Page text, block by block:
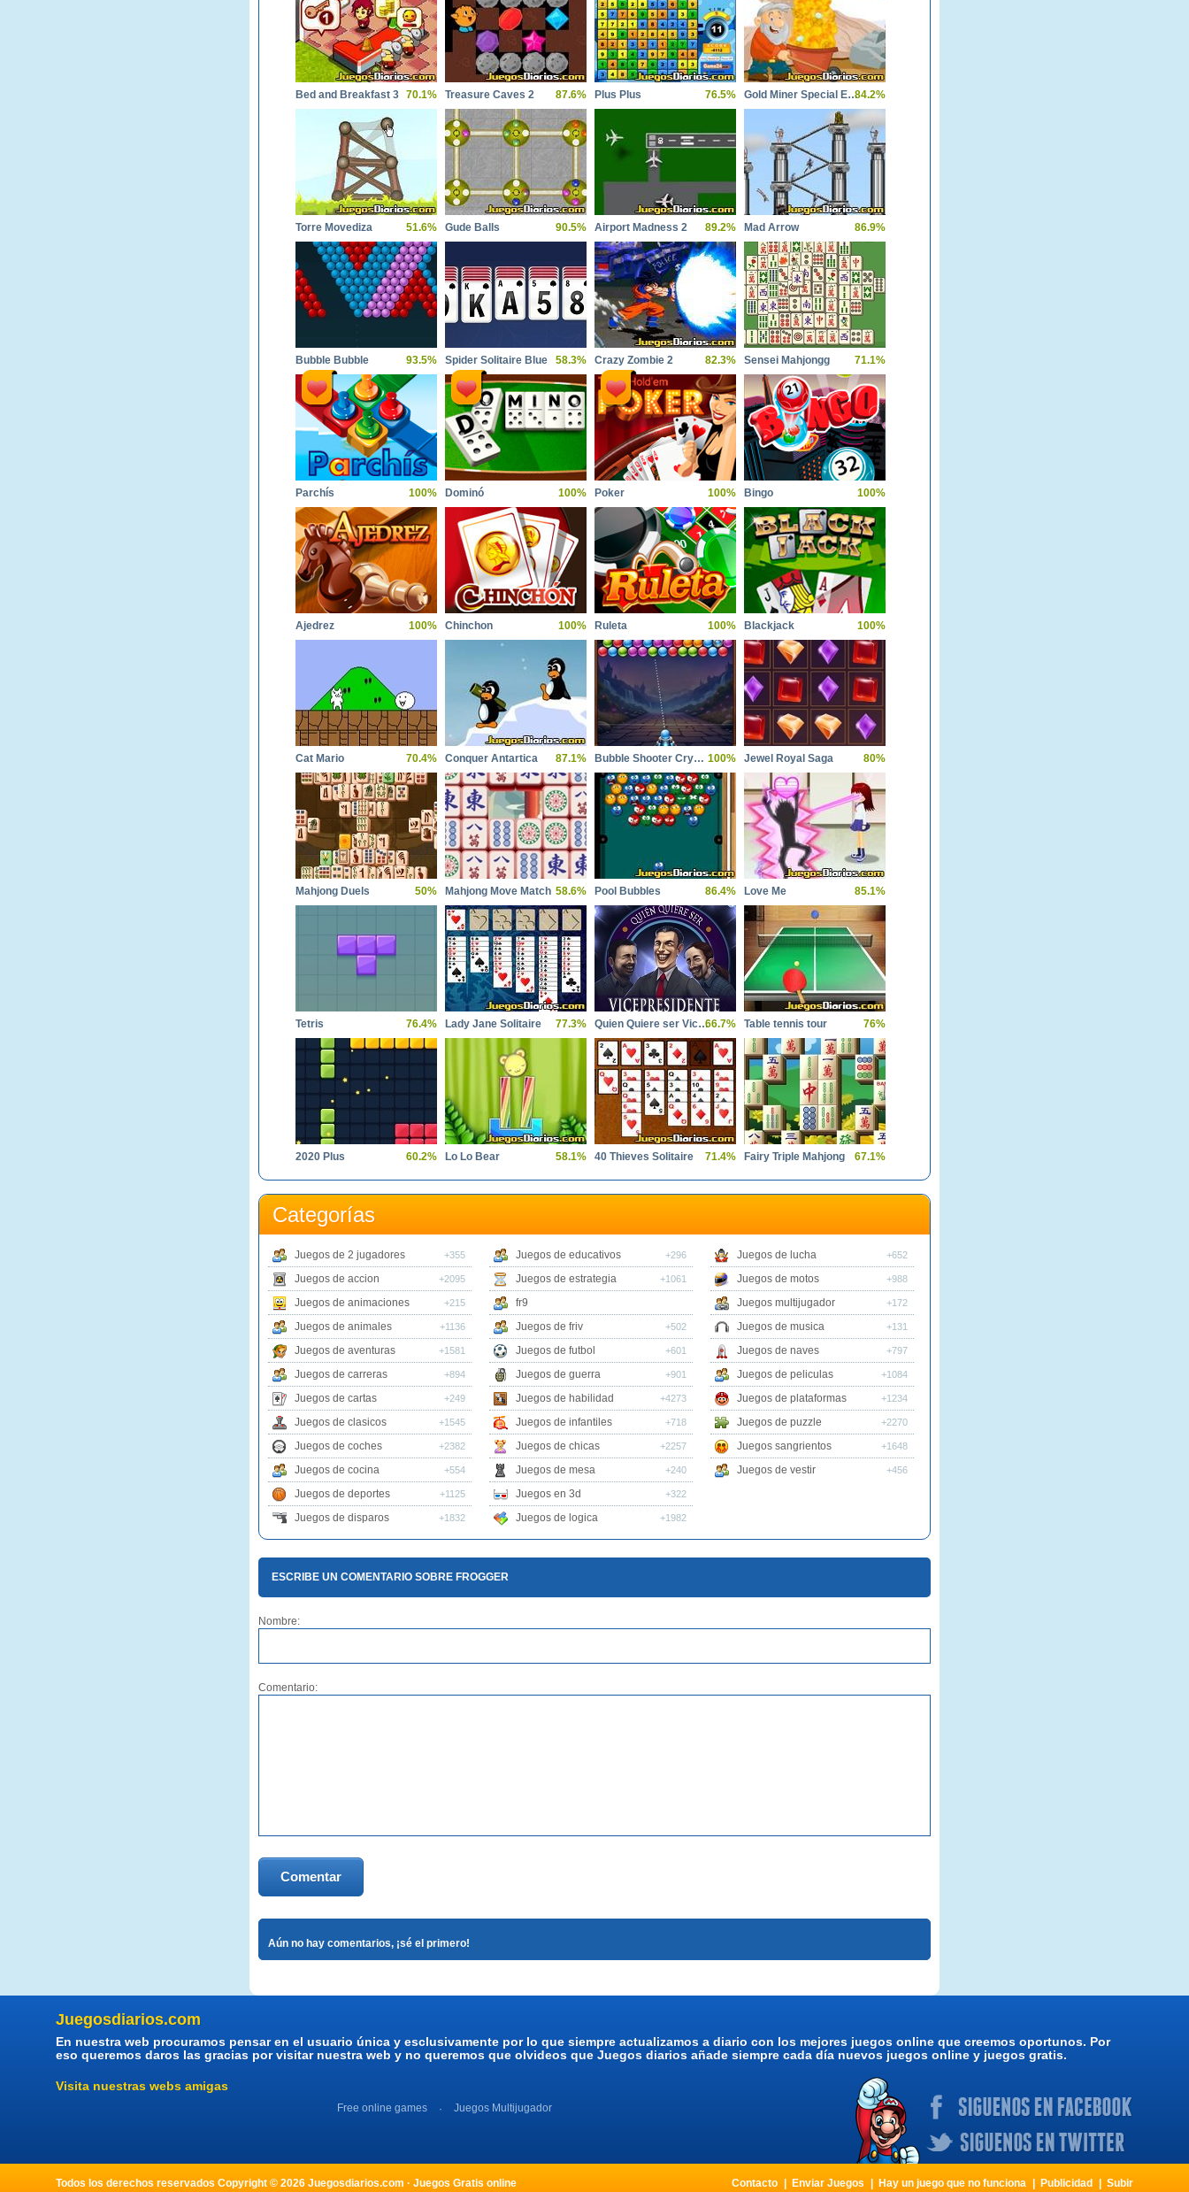
Bed and Breakfast 3 70.1% Treasure Caves 2 87.6% Plus Plus 76.5% Gold Miner Special Edition84.2%
Torre Movediza 51.6% Gude Balls 90.5% Airport Madness 2 89.2% Mad Arrow 86.9%
Bubble Bubble 93.5% Spider Solitaire Blue 58.3% Crazy Zombie 2 82.3% Sensei Mahjongg 71.1%
Parchís 100% Dominó 100% Poker 100% Bingo 100%
Ajedrez 100% Chinchon 100% Ruleta 100% Blackjack 100%
Cat Mario 70.4% Conquer Antartica 87.1% Bubble Shooter Crystal Hunt 100% Jewel Royal Saga 80%
Mahjong Duels 50% Mahjong Move Match 58.6% Pool Bubbles 86.4% Love Me 85.1%
Tetris 76.4% Lady Jane Solitaire 77.3% Quien Quiere ser Vicepresidente66.7% Table tennis tour 76%
2020 Plus 60.2% Lo Lo Bear 58.1% 40 Thieves Solitaire 71.4% Fairy Triple Mahjong 67.1%
Categorías
Juegos de 2 jugadores +355
Juegos de accion +2095
Juegos de animaciones +215
Juegos de animales +1136
Juegos de aventuras +1581
Juegos de carreras +894
Juegos de cartas +249
Juegos de clasicos +1545
Juegos de coches +2382
Juegos de cocina +554
Juegos de deportes +1125
Juegos de disparos +1832
Juegos de educativos +296
Juegos de estrategia +1061
fr9
Juegos de friv
+502
Juegos de futbol +601
Juegos de guerra +901
Juegos de habilidad +4273
Juegos de infantiles +718
Juegos de chicas +2257
Juegos de mesa +240
Juegos en 3d +322
Juegos de logica +1982
Juegos de lucha +652
Juegos de motos +988
Juegos multijugador +172
Juegos de musica +131
Juegos de naves +797
Juegos de peliculas +1084
Juegos de plataformas +1234
Juegos de puzzle +2270
Juegos sangrientos +1648
Juegos de vestir +456
ESCRIBE UN COMENTARIO SOBRE FROGGER
Nombre:
Comentario:
Comentar
Aún no hay comentarios, ¡sé el primero!
Juegosdiarios.com
En nuestra web procuramos pensar en el usuario única y esclusivamente por lo que siempre actualizamos a diario con los mejores juegos online que creemos oportunos. Por
eso queremos daros las gracias por visitar nuestra web y no queremos que olvideos que Juegos diarios añade siempre cada día nuevos juegos online y juegos gratis.
Visita nuestras webs amigas
Free online games Juegos Multijugador
Todos los derechos reservados Copyright © 2026 Juegosdiarios.com · Juegos Gratis online Contacto Enviar Juegos Hay un juego que no funciona Publicidad Subir